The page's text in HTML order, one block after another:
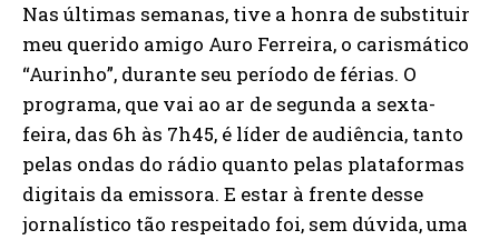
Nas últimas semanas, tive a honra de substituir
meu querido amigo Auro Ferreira, o carismático
“Aurinho”, durante seu período de férias. O
programa, que vai ao ar de segunda a sexta-
feira, das 6h às 7h45, é líder de audiência, tanto
pelas ondas do rádio quanto pelas plataformas
digitais da emissora. E estar à frente desse
jornalístico tão respeitado foi, sem dúvida, uma